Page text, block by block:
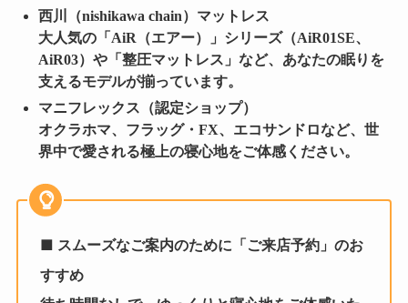
西川（nishikawa chain）マットレス
大人気の「AiR（エアー）」シリーズ（AiR01SE、
AiR03）や「整圧マットレス」など、あなたの眠りを
支えるモデルが揃っています。
マニフレックス（認定ショップ）
オクラホマ、フラッグ・FX、エコサンドロなど、世
界中で愛される極上の寝心地をご体感ください。
■ スムーズなご案内のために「ご来店予約」のお
すすめ